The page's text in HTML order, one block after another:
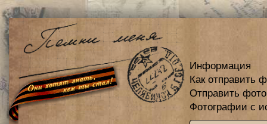
Информация
Как отправить
Отправить
Фотографии с